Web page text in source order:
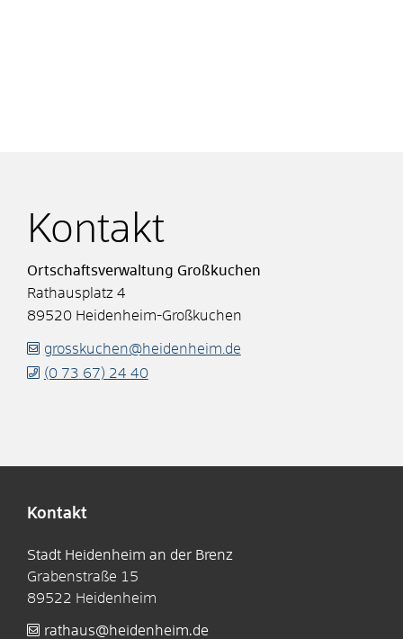
Kontakt
Ortschaftsverwaltung Großkuchen
Rathausplatz 4
89520 Heidenheim-Großkuchen
grosskuchen@heidenheim.de
(0 73 67) 24 40
Kontakt
Stadt Heidenheim an der Brenz
Grabenstraße 15
89522 Heidenheim
rathaus@heidenheim.de